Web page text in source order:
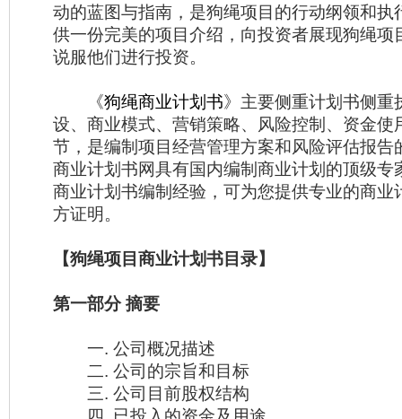
动的蓝图与指南，是狗绳项目的行动纲领和执
供一份完美的项目介绍，向投资者展现狗绳项
说服他们进行投资。
《狗绳商业计划书》主要侧重计划书侧重
设、商业模式、营销策略、风险控制、资金使
节，是编制项目经营管理方案和风险评估报告
商业计划书网具有国内编制商业计划的顶级专
商业计划书编制经验，可为您提供专业的商业
方证明。
【狗绳项目商业计划书目录】
第一部分 摘要
一. 公司概况描述
二. 公司的宗旨和目标
三. 公司目前股权结构